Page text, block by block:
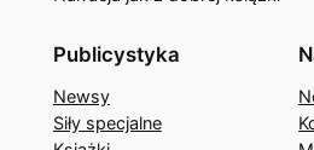
Publicystyka
Newsy
Siły specjalne